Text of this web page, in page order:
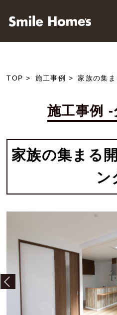
TOP 施工事例 家族の集
施工事例 -
家族の集まる
ン